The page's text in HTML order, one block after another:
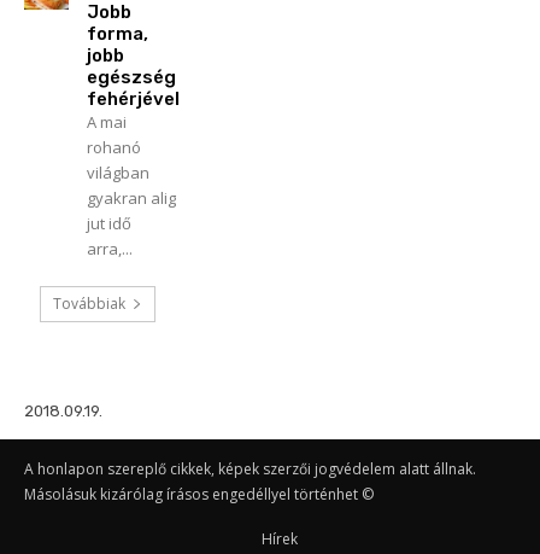
Jobb
forma,
jobb
egészség
fehérjével
A mai
rohanó
világban
gyakran alig
jut idő
arra,...
Továbbiak
2018.09.19.
A honlapon szereplő cikkek, képek szerzői jogvédelem alatt állnak.
Másolásuk kizárólag írásos engedéllyel történhet ©
Hírek